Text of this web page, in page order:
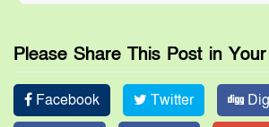
Please Share This Post in
Facebook Twitter